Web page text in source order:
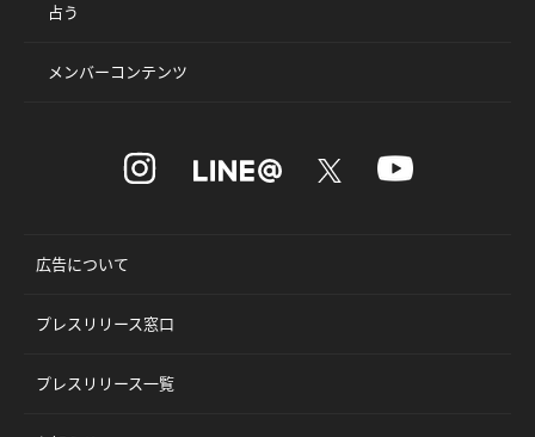
占う
メンバーコンテンツ
広告について
プレスリリース窓口
プレスリリース一覧